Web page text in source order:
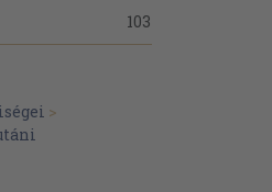
103
>